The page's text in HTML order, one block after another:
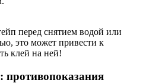
перед снятием водой или
это может привести к
клей на ней!
противопоказания